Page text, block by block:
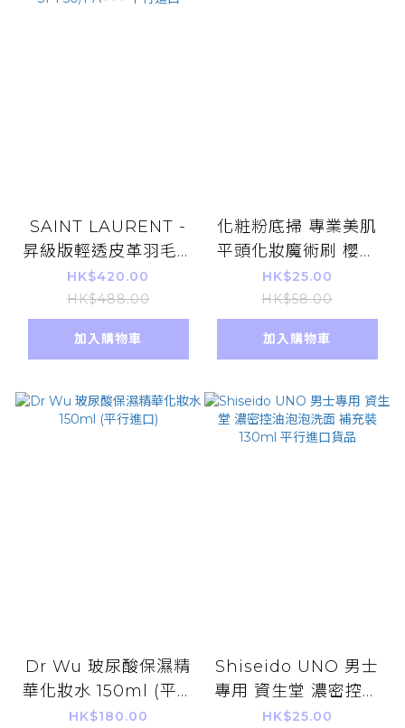
SAINT LAURENT -
昇級版輕透皮革羽毛氣
墊粉底(B20)
SPF50/PA+++ 平行
進口
HK$420.00
HK$488.00
加入購物車
化粧粉底掃 專業美肌
平頭化妝魔術刷 櫻花
粉色
HK$25.00
HK$58.00
加入購物車
Dr Wu 玻尿酸保濕精
華化妝水 150ml (平行
進口)
HK$180.00
Shiseido UNO 男士
專用 資生堂 濃密控油
泡泡洗面 補充裝
HK$25.00